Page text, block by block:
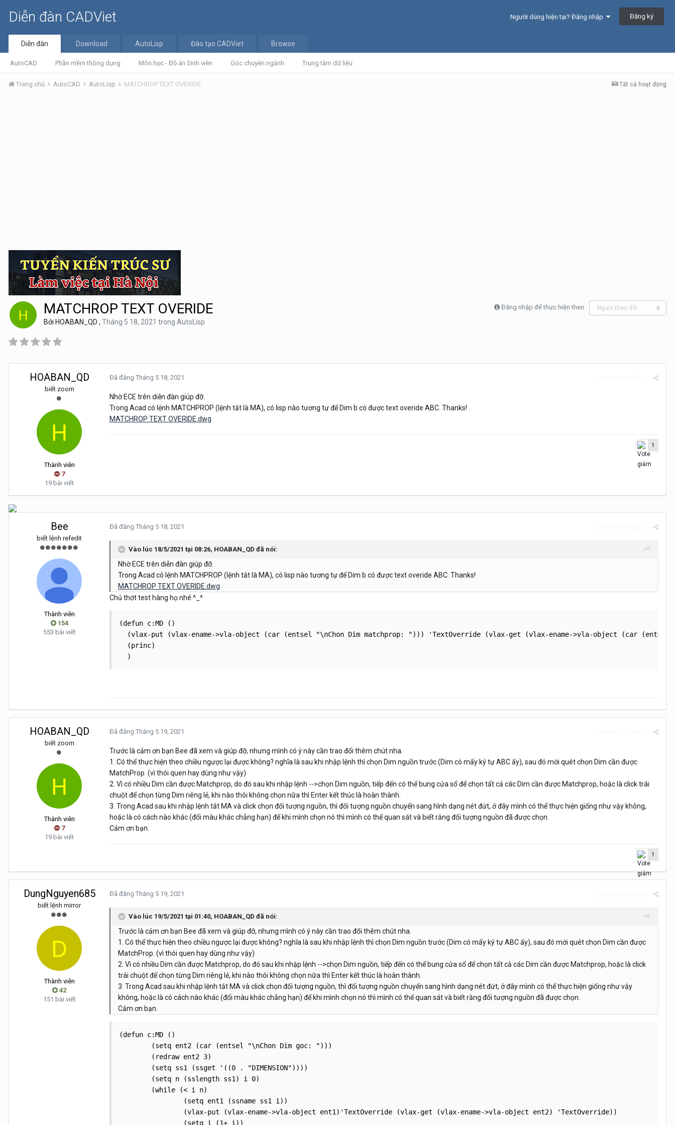
Diễn đàn CADViet Người dùng hiện tại? Đăng nhập Đăng ký
Diễn đàn
AutoCAD Phần mềm thông dụng Môn học - Đồ án Sinh viên Góc chuyên ngành Trung tâm dữ liệu
Download AutoLisp Đào tạo CADViet Browse
Tất cả hoạt động
Trang chủ AutoCAD AutoLisp MATCHROP TEXT OVERIDE
Đăng nhập để thực hiện theo Người theo dõi 0
MATCHROP TEXT OVERIDE
Bởi HOABAN_QD , Tháng 5 18, 2021 trong AutoLisp
HOABAN_QD
biết zoom
Thành viên
7
19 bài viết
Đã đăng Tháng 5 18, 2021
Nhờ ECE trên diễn đàn giúp đỡ.
Trong Acad có lệnh MATCHPROP (lệnh tắt là MA), có lisp nào tương tự để Dim b có được text overide ABC. Thanks!
MATCHROP TEXT OVERIDE.dwg
1
Bee
biết lệnh refedit
Thành viên
154
553 bài viết
Đã đăng Tháng 5 18, 2021
Vào lúc 18/5/2021 tại 08:26, HOABAN_QD đã nói:
Nhờ ECE trên diễn đàn giúp đỡ.
Trong Acad có lệnh MATCHPROP (lệnh tắt là MA), có lisp nào tương tự để Dim b có được text overide ABC. Thanks!
MATCHROP TEXT OVERIDE.dwg
Chủ thớt test hàng họ nhé ^_^
(defun c:MD ()
(vlax-put (vlax-ename->vla-object (car (entsel "\nChon Dim matchprop: "))) 'TextOverride (vlax-get (vlax-ename->vla-object (car (entsel
  (princ)
  )
HOABAN_QD
biết zoom
Thành viên
7
19 bài viết
Đã đăng Tháng 5 19, 2021
Trước là cảm ơn bạn Bee đã xem và giúp đỡ, nhưng mình có ý này cần trao đổi thêm chút nha.
1. Có thể thực hiện theo chiều ngược lại được không? nghĩa là sau khi nhập lệnh thì chọn Dim nguồn trước (Dim có mấy ký tự ABC ấy), sau đó mới quét chọn Dim cần được
MatchProp. (vì thói quen hay dùng như vậy)
2. Vì có nhiều Dim cần được Matchprop, do đó sau khi nhập lệnh -->chọn Dim nguồn, tiếp đến có thể bung cửa sổ để chọn tất cả các Dim cần được Matchprop, hoặc là click trái
chuột để chọn từng Dim riêng lẻ, khi nào thôi không chọn nữa thì Enter kết thúc là hoàn thành.
3. Trong Acad sau khi nhập lệnh tắt MA và click chọn đối tượng nguồn, thì đối tượng nguồn chuyển sang hình dạng nét đứt, ở đây mình có thể thực hiện giống như vậy không,
hoặc là có cách nào khác (đổi màu khác chẳng hạn) để khi mình chọn nó thì mình có thể quan sát và biết rằng đối tượng nguồn đã được chọn.
Cảm ơn bạn.
1
DungNguyen685
biết lệnh mirror
Thành viên
42
151 bài viết
Đã đăng Tháng 5 19, 2021
Vào lúc 19/5/2021 tại 01:40, HOABAN_QD đã nói:
Trước là cảm ơn bạn Bee đã xem và giúp đỡ, nhưng mình có ý này cần trao đổi thêm chút nha.
1. Có thể thực hiện theo chiều ngược lại được không? nghĩa là sau khi nhập lệnh thì chọn Dim nguồn trước (Dim có mấy ký tự ABC ấy), sau đó mới quét chọn Dim cần được
MatchProp. (vì thói quen hay dùng như vậy)
2. Vì có nhiều Dim cần được Matchprop, do đó sau khi nhập lệnh -->chọn Dim nguồn, tiếp đến có thể bung cửa sổ để chọn tất cả các Dim cần được Matchprop, hoặc là click
trái chuột để chọn từng Dim riêng lẻ, khi nào thôi không chọn nữa thì Enter kết thúc là hoàn thành.
3. Trong Acad sau khi nhập lệnh tắt MA và click chọn đối tượng nguồn, thì đối tượng nguồn chuyển sang hình dạng nét đứt, ở đây mình có thể thực hiện giống như vậy
không, hoặc là có cách nào khác (đổi màu khác chẳng hạn) để khi mình chọn nó thì mình có thể quan sát và biết rằng đối tượng nguồn đã được chọn.
Cảm ơn bạn.
(defun c:MD ()